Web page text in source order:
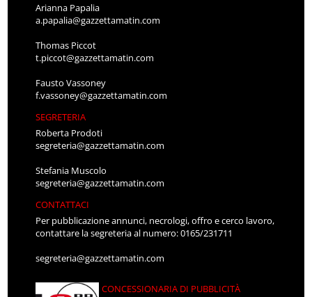
Arianna Papalia
a.papalia@gazzettamatin.com
Thomas Piccot
t.piccot@gazzettamatin.com
Fausto Vassoney
f.vassoney@gazzettamatin.com
SEGRETERIA
Roberta Prodoti
segreteria@gazzettamatin.com
Stefania Muscolo
segreteria@gazzettamatin.com
CONTATTACI
Per pubblicazione annunci, necrologi, offro e cerco lavoro,
contattare la segreteria al numero: 0165/231711
segreteria@gazzettamatin.com
CONCESSIONARIA DI PUBBLICITÀ